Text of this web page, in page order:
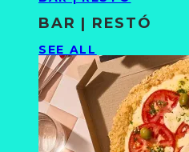
BAR | RESTÓ
SEE ALL